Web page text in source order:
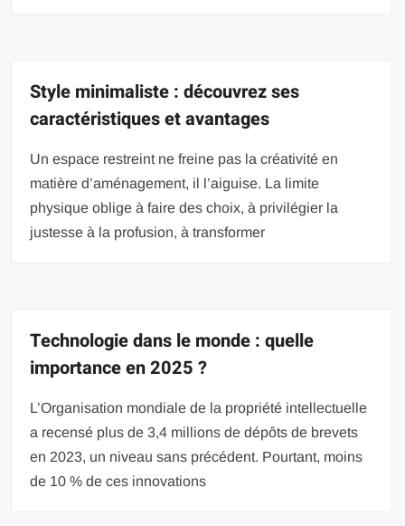
Style minimaliste : découvrez ses
caractéristiques et avantages
Un espace restreint ne freine pas la créativité en
matière d’aménagement, il l’aiguise. La limite
physique oblige à faire des choix, à privilégier la
justesse à la profusion, à transformer
Technologie dans le monde : quelle
importance en 2025 ?
L’Organisation mondiale de la propriété intellectuelle
a recensé plus de 3,4 millions de dépôts de brevets
en 2023, un niveau sans précédent. Pourtant, moins
de 10 % de ces innovations